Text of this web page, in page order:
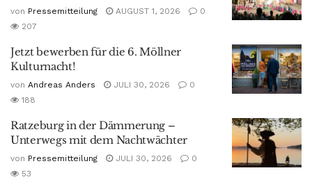
von Pressemitteilung AUGUST 1, 2026
0
207
Jetzt bewerben für die 6. Möllner
Kulturnacht!
von Andreas Anders JULI 30, 2026
0
188
Ratzeburg in der Dämmerung –
Unterwegs mit dem Nachtwächter
von Pressemitteilung JULI 30, 2026
0
53